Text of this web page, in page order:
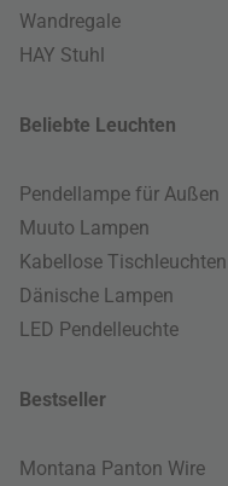
Wandregale
HAY Stuhl
Beliebte Leuchten
Pendellampe für Außen
Muuto Lampen
Kabellose Tischleuchten
Dänische Lampen
LED Pendelleuchte
Bestseller
Montana Panton Wire